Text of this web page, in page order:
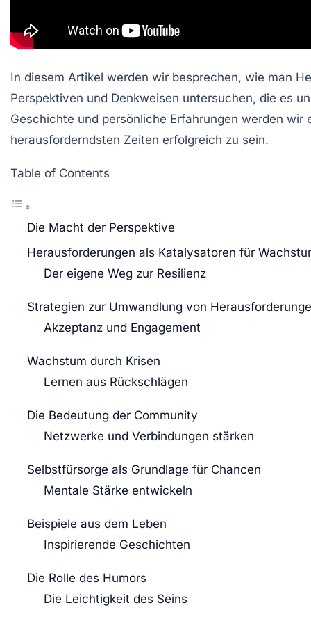
In diesem Artikel werden wir besprechen, wie man
Perspektiven und Denkweisen untersuchen, die es
Geschichte und persönliche Erfahrungen werden
herausforderndsten Zeiten erfolgreich zu sein.
Table of Contents
Die Macht der Perspektive
Herausforderungen als Katalysatoren für
Der eigene Weg zur Resilienz
Strategien zur Umwandlung von
Akzeptanz und Engagement
Wachstum durch Krisen
Lernen aus Rückschlägen
Die Bedeutung der Community
Netzwerke und Verbindungen stärken
Selbstfürsorge als Grundlage für Chancen
Mentale Stärke entwickeln
Beispiele aus dem Leben
Inspirierende Geschichten
Die Rolle des Humors
Die Leichtigkeit des Seins